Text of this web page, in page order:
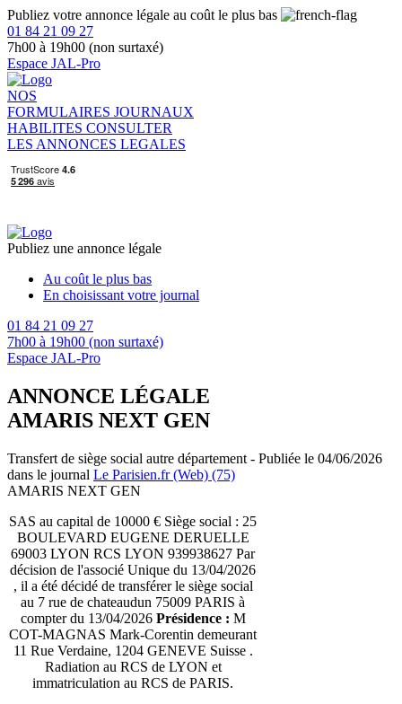
Publiez votre annonce légale au coût le plus bas
01 84 21 09 27
7h00 à 19h00 (non surtaxé)
Espace JAL-Pro
NOS
FORMULAIRES JOURNAUX
HABILITES CONSULTER
LES ANNONCES LEGALES
Publiez une annonce légale
Au coût le plus bas
En choisissant votre journal
01 84 21 09 27
7h00 à 19h00 (non surtaxé)
Espace JAL-Pro
ANNONCE LÉGALE
AMARIS NEXT GEN
Transfert de siège social autre département - Publiée le 04/06/2026
dans le journal Le Parisien.fr (Web) (75)
AMARIS NEXT GEN
SAS au capital de 10000 € Siège social : 25
BOULEVARD EUGENE DERUELLE
69003 LYON RCS LYON 939938627 Par
décision de l'associé Unique du 13/04/2026
, il a été décidé de transférer le siège social
au 7 rue de chateaudun 75009 PARIS à
compter du 13/04/2026 Présidence : M
COT-MAGNAS Mark-Corentin demeurant
11 Rue Verdaine, 1204 GENEVE Suisse .
Radiation au RCS de LYON et
immatriculation au RCS de PARIS.